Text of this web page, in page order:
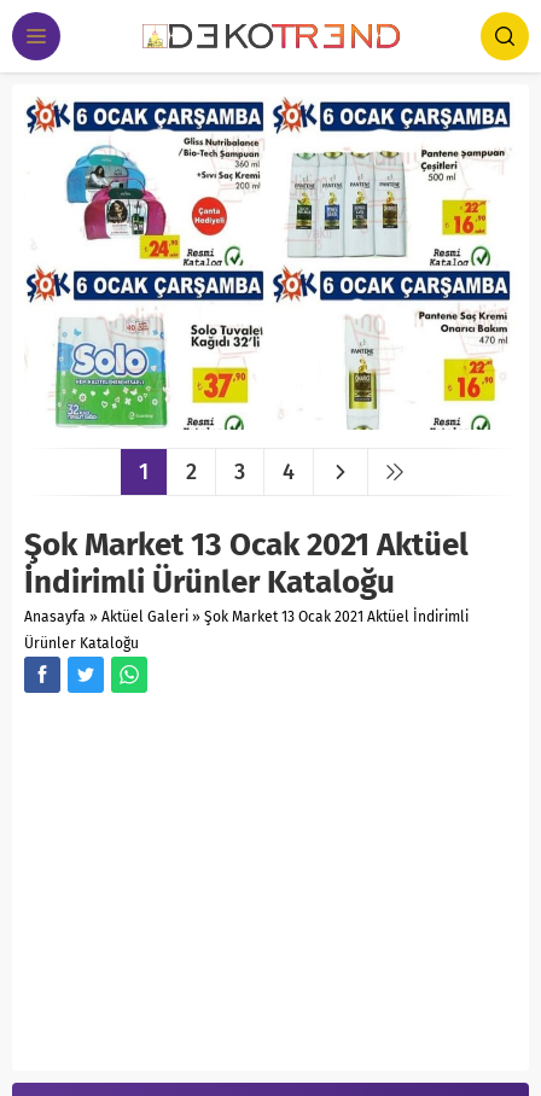
1 2 3 4
Şok Market 13 Ocak 2021 Aktüel
İndirimli Ürünler Kataloğu
Anasayfa » Aktüel Galeri » Şok Market 13 Ocak 2021 Aktüel İndirimli
Ürünler Kataloğu